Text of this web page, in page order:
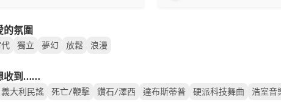
的氛圍
獨立 夢幻 放鬆 浪漫
收到……
義大利民謠 死亡/鞭擊 鑽石/澤西 達布斯蒂普 硬派科技舞曲 浩室音